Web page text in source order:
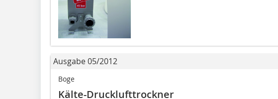
Ausgabe 05/2012
Boge
Kälte-Drucklufttrockner